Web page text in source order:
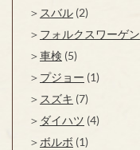
スバル (2)
フォルクスワーゲン
車検 (5)
プジョー (1)
スズキ (7)
ダイハツ (4)
ボルボ (1)